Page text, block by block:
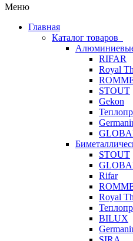
Меню
Главная
Каталог товаров
RIFAR
Royal
STOUT
Gekon
STOUT
Rifar
Royal
BILUX